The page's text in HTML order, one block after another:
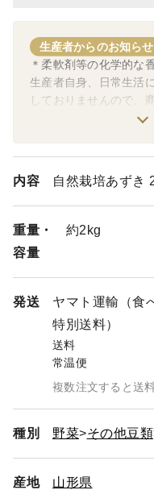
生産者からのお知らせ
＊柔軟剤等の化学的な
生産者自身、日常生活
しておりませんので、
較的少ないかと思いま
いただきますようお願
不安な方はご注文前に
内容 自然栽培あずき
重量・
容量
約2kg
発送
ヤマト運輸（食
特別送料）
送料
常温便
複数注文すると送
種別 野菜 その他豆類
産地 山形県